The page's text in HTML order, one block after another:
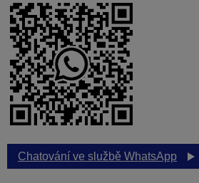
Chatování ve službě WhatsApp